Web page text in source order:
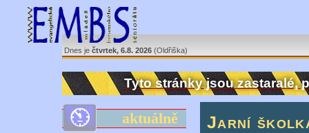
Dnes je čtvrtek, 6.8. 2026 (Oldřiška)
Tyto stránky jsou zastaralé,
aktuálně
Jarní